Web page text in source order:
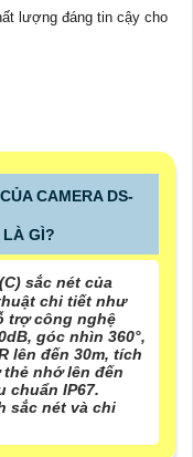
lượng đáng tin cậy cho
CAMERA DS-
LÀ GÌ?
(C) sắc nét của
chi tiết như
trợ công nghệ
góc nhìn 360°,
lên đến 30m, tích
nhớ lên đến
chuẩn IP67.
sắc nét và chi